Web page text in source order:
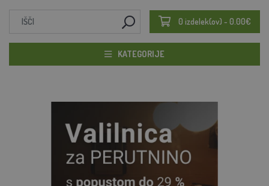
0 izdelek(ov) - 0.00€
KATEGORIJE